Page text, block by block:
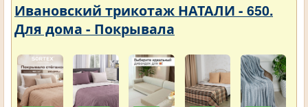
Ивановский трикотаж НАТАЛИ - 650.
Для дома - Покрывала